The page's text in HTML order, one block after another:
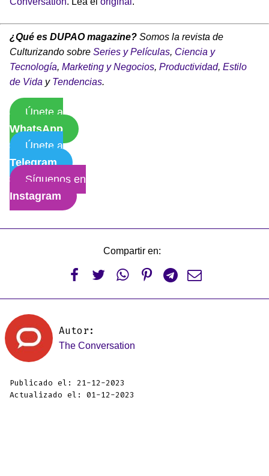
¿Qué es DUPAO magazine? Somos la revista de
Culturizando sobre Series y Películas, Ciencia y
Tecnología, Marketing y Negocios, Productividad, Estilo
de Vida y Tendencias.
Únete a
WhatsApp
Únete a
Telegram
Síguenos en
Instagram
Compartir en:
     
Autor:
The Conversation
Publicado el: 21-12-2023
Actualizado el: 01-12-2023